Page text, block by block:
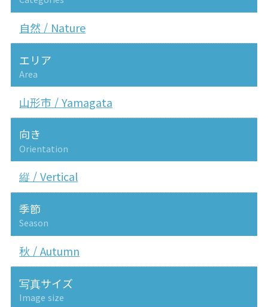
自然 / Nature
エリア
Area
山形市 / Yamagata
向き
Orientation
縦 / Vertical
季節
Season
秋 / Autumn
写真サイズ
Image size